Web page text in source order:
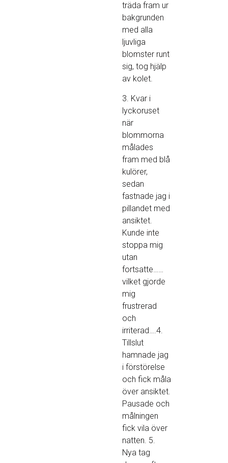
träda fram ur
bakgrunden
med alla
ljuvliga
blomster runt
sig, tog hjälp
av kolet.
3. Kvar i
lyckoruset
när
blommorna
målades
fram med blå
kulörer,
sedan
fastnade jag i
pillandet med
ansiktet.
Kunde inte
stoppa mig
utan
fortsatte……
vilket gjorde
mig
frustrerad
och
irriterad….4.
Tillslut
hamnade jag
i förstörelse
och fick måla
över ansiktet.
Pausade och
målningen
fick vila över
natten. 5.
Nya tag